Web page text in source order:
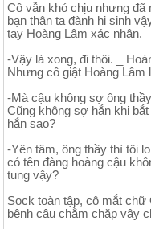
Cô vẫn khó chịu nhưng đã
bạn thân ta đành hi sinh
tay Hoàng Lâm xác nhận.
-Vậy là xong, đi thôi. _
Nhưng cô giật Hoàng Lâm
-Mà cậu không sợ ông
Cũng không sợ hắn khi
hắn sao?
-Yên tâm, ông thầy thì tôi
có tên đàng hoàng cậu
tung vậy?
Sock toàn tập, cô mắt
bênh cậu chằm chặp vậy